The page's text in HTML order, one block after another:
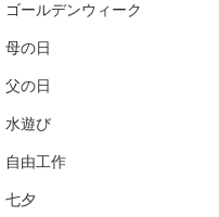
ゴールデンウィーク
母の日
父の日
水遊び
自由工作
七夕